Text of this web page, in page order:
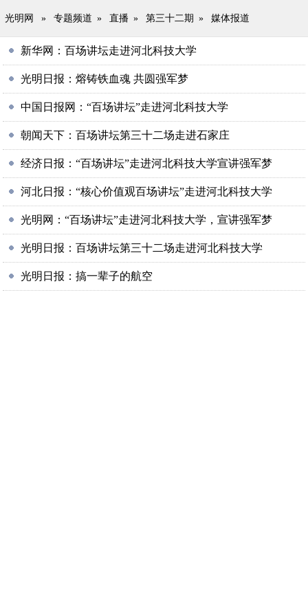
光明网 » 专题频道 » 直播 » 第三十二期 » 媒体报道
新华网：百场讲坛走进河北科技大学
光明日报：熔铸铁血魂 共圆强军梦
中国日报网：“百场讲坛”走进河北科技大学
朝闻天下：百场讲坛第三十二场走进石家庄
经济日报：“百场讲坛”走进河北科技大学宣讲强军梦
河北日报：“核心价值观百场讲坛”走进河北科技大学
光明网：“百场讲坛”走进河北科技大学，宣讲强军梦
光明日报：百场讲坛第三十二场走进河北科技大学
光明日报：搞一辈子的航空